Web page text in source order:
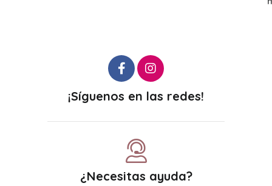
¡Síguenos en las redes!
¿Necesitas ayuda?